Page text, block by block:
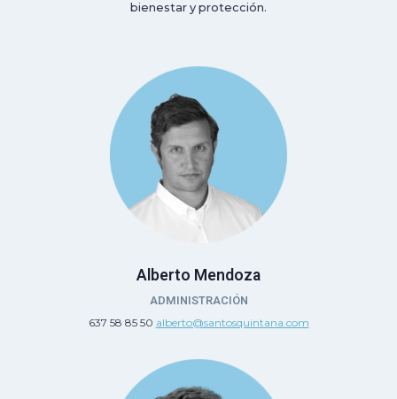
bienestar y protección.
Alberto Mendoza
ADMINISTRACIÓN
637 58 85 50 alberto@santosquintana.com